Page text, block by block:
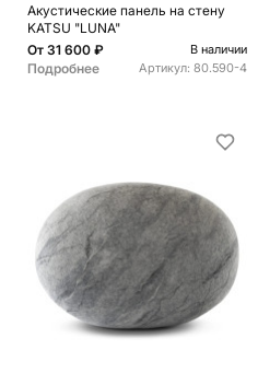
Акустические панель на стену
KATSU "LUNA"
От 31 600 ₽ В наличии
Подробнее Артикул: 80.590-4